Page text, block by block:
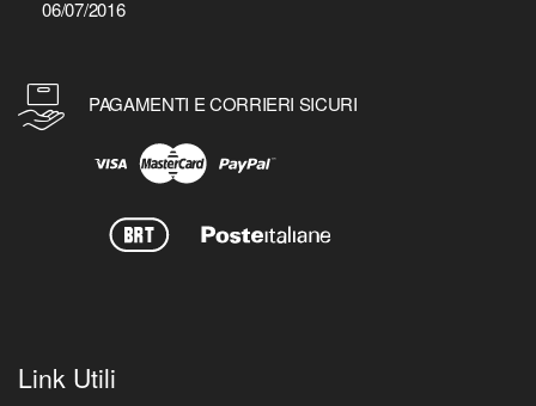
06/07/2016
PAGAMENTI E CORRIERI SICURI
Link Utili